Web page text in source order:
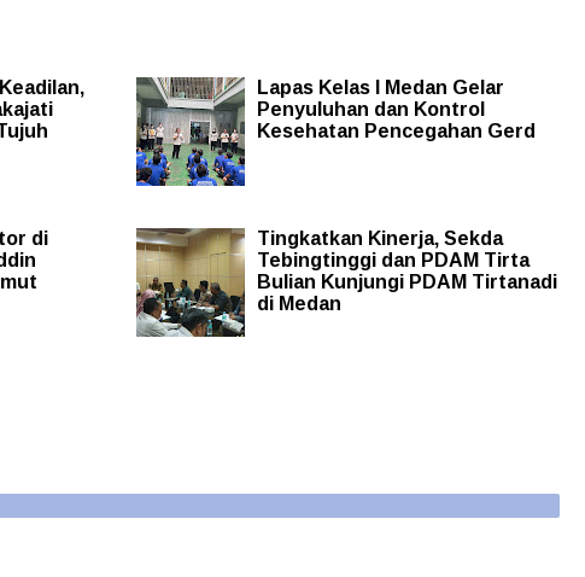
Lapas Kelas I Medan Gelar
Penyuluhan dan Kontrol
Kesehatan Pencegahan Gerd
di
Tingkatkan Kinerja, Sekda
Tebingtinggi dan PDAM Tirta
Bulian Kunjungi PDAM Tirtanadi
di Medan